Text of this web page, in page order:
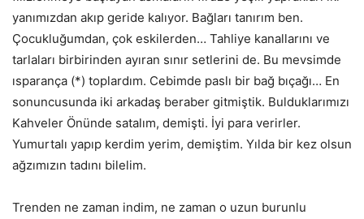
yanımızdan akıp geride kalıyor. Bağları tanırım ben.
Çocukluğumdan, çok eskilerden… Tahliye kanallarını ve
tarlaları birbirinden ayıran sınır setlerini de. Bu mevsimde
ısparança (*) toplardım. Cebimde paslı bir bağ bıçağı… En
sonuncusunda iki arkadaş beraber gitmiştik. Bulduklarımızı
Kahveler Önünde satalım, demişti. İyi para verirler.
Yumurtalı yapıp kerdim yerim, demiştim. Yılda bir kez olsun
ağzımızın tadını bilelim.
Trenden ne zaman indim, ne zaman o uzun burunlu